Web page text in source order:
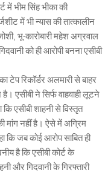
में भीम सिंह भीका की
में भी न्यास की तात्कालीन
भू-कारोबारी महेश अग्रवाल
को ही आरोपी बनना एसीबी
टेप रिकॉर्डर अलमारी से बाहर
एसीबी ने सिर्फ वाहवाही लूटने
एसीबी शाहनी से विस्तृत
मांग नहीं है। ऐसे में अग्रिम
कि जब कोई आरोप साबित ही
है कि एसीबी कोर्ट के
और गिदवानी के गिरफ्तारी